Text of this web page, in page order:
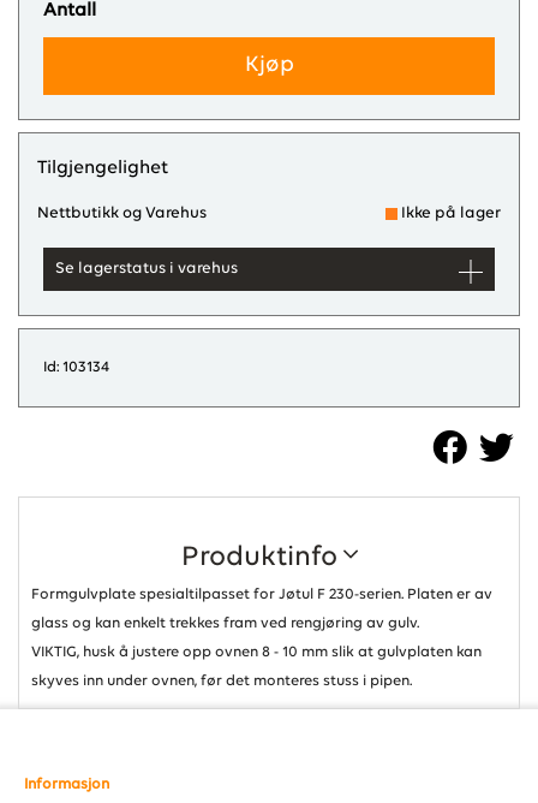
Antall
Kjøp
Tilgjengelighet
Nettbutikk og Varehus Ikke på lager
Se lagerstatus i varehus
Id: 103134
Produktinfo
Formgulvplate spesialtilpasset for Jøtul F 230-serien. Platen er av
glass og kan enkelt trekkes fram ved rengjøring av gulv.
VIKTIG, husk å justere opp ovnen 8 - 10 mm slik at gulvplaten kan
skyves inn under ovnen, før det monteres stuss i pipen.
Informasjon